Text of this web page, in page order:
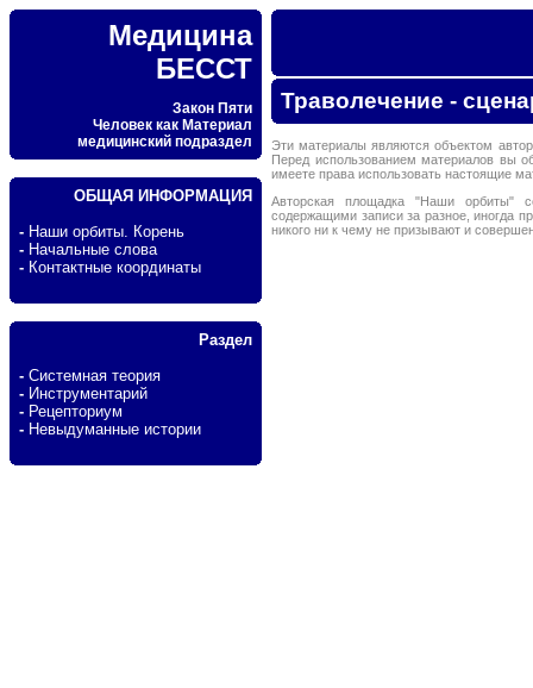
Медицина
БЕССТ
Закон Пяти
Человек как Материал
медицинский подраздел
ОБЩАЯ ИНФОРМАЦИЯ
- Наши орбиты. Корень
- Начальные слова
- Контактные координаты
Раздел
- Системная теория
- Инструментарий
- Рецепториум
- Невыдуманные истории
Траволечение -
Эти материалы являются объектом
Перед использованием материалов вы
имеете права использовать настоящие
Авторская площадка "Наши орбиты"
содержащими записи за разное, иногда
никого ни к чему не призывают и